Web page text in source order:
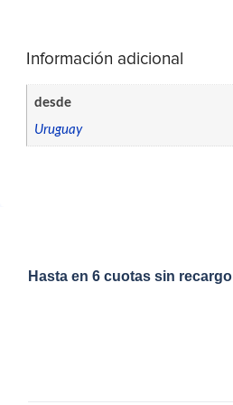
Información adicional
desde
Uruguay
Hasta en 6 cuotas sin recargo